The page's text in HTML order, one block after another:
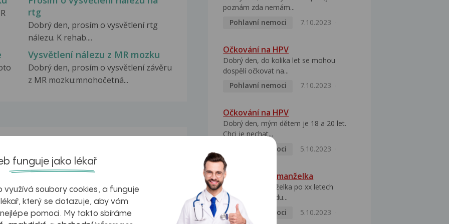
rtg
Dobrý den, prosím o vysvětlení rtg
nálezu. K rehab....
Vysvětlení nálezu z MR mozku
Dobrý den, prosím o vysvětlení závěru
z MR mozku:mnohočetná...
poznám zda nemám...
Pohlavní nemoci
7.10.2023
Očkování na HPV
Dobrý den, do kolika let se mohou
dospělí očkovat na...
Pohlavní nemoci
7.10.2023
Očkování na HPV
Dobrý den, mým dětem je 18 a 20 let.
Chci je nechat...
Pohlavní nemoci
5.10.2023
HPV pozitivní manželka
Dobrý den, manželka po xx letech
přivezla z Východu...
Pohlavní nemoci
5.10.2023
funguje jako lékař
využívá soubory cookies, a funguje
který se dotazuje, aby vám
pomoci. My takto sbíráme